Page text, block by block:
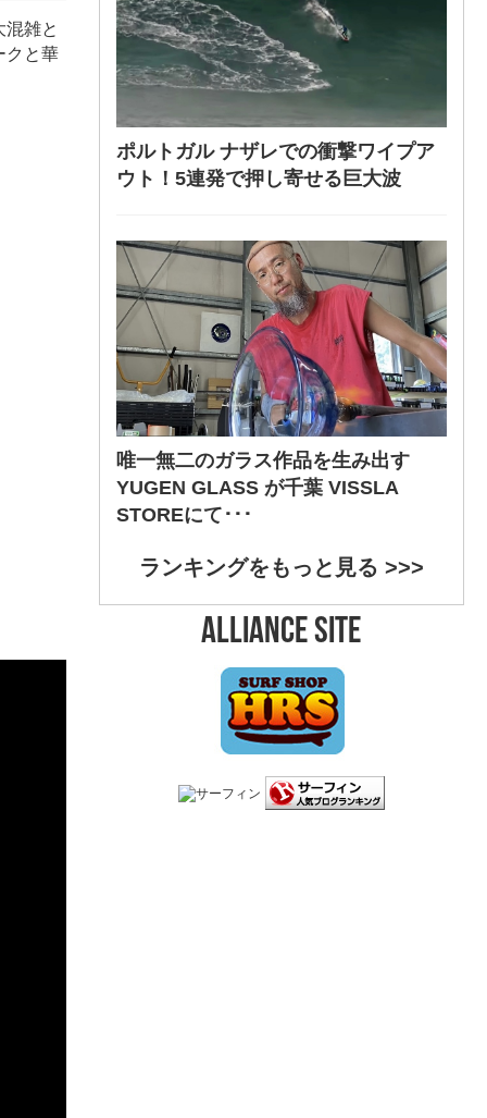
雑と
クと華
ポルトガル ナザレでの衝撃ワイプア
ウト！5連発で押し寄せる巨大波
唯一無二のガラス作品を生み出す
YUGEN GLASS が千葉 VISSLA
STOREにて･･･
ランキングをもっと見る >>>
ALLIANCE SITE